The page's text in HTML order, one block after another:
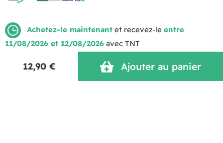
Achetez-le maintenant et recevez-le entre
11/08/2026 et 12/08/2026 avec TNT
12,90 € Ajouter au panier
Mentions légales Politique de livraison
Politique de Confidentialité Réalisation MOTION4EVER